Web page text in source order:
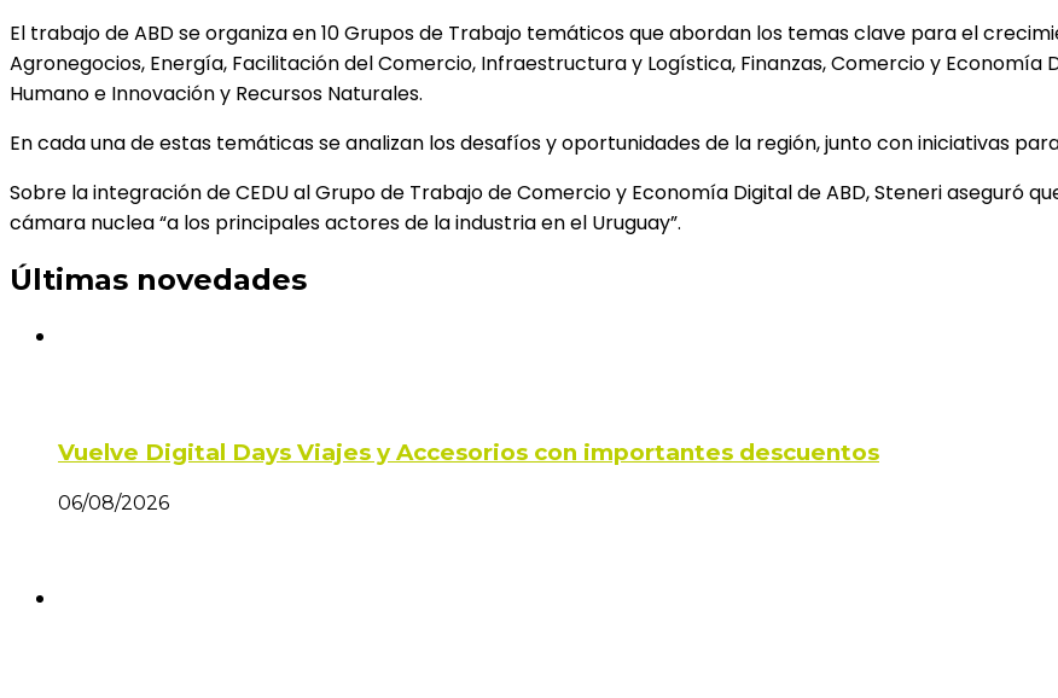
El trabajo de ABD se organiza en 10 Grupos de Trabajo temáticos que abordan los temas clave para el
Agronegocios, Energía, Facilitación del Comercio, Infraestructura y Logística, Finanzas, Comercio y
Humano e Innovación y Recursos Naturales.
En cada una de estas temáticas se analizan los desafíos y oportunidades de la región, junto con iniciativas
Sobre la integración de CEDU al Grupo de Trabajo de Comercio y Economía Digital de ABD, Steneri aseguró
cámara nuclea “a los principales actores de la industria en el Uruguay”.
Últimas novedades
Vuelve Digital Days Viajes y Accesorios con importantes descuentos
06/08/2026